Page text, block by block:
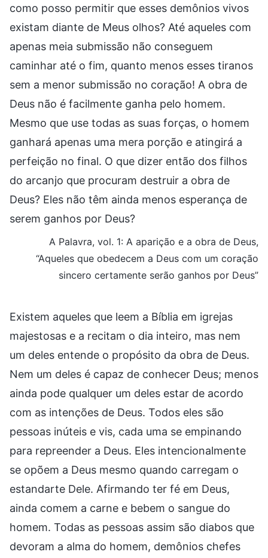
como posso permitir que esses demônios vivos
existam diante de Meus olhos? Até aqueles com
apenas meia submissão não conseguem
caminhar até o fim, quanto menos esses tiranos
sem a menor submissão no coração! A obra de
Deus não é facilmente ganha pelo homem.
Mesmo que use todas as suas forças, o homem
ganhará apenas uma mera porção e atingirá a
perfeição no final. O que dizer então dos filhos
do arcanjo que procuram destruir a obra de
Deus? Eles não têm ainda menos esperança de
serem ganhos por Deus?
A Palavra, vol. 1: A aparição e a obra de Deus,
“Aqueles que obedecem a Deus com um coração
sincero certamente serão ganhos por Deus”
Existem aqueles que leem a Bíblia em igrejas
majestosas e a recitam o dia inteiro, mas nem
um deles entende o propósito da obra de Deus.
Nem um deles é capaz de conhecer Deus; menos
ainda pode qualquer um deles estar de acordo
com as intenções de Deus. Todos eles são
pessoas inúteis e vis, cada uma se empinando
para repreender a Deus. Eles intencionalmente
se opõem a Deus mesmo quando carregam o
estandarte Dele. Afirmando ter fé em Deus,
ainda comem a carne e bebem o sangue do
homem. Todas as pessoas assim são diabos que
devoram a alma do homem, demônios chefes